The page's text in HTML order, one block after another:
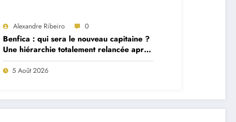
Alexandre Ribeiro 0
Benfica : qui sera le nouveau capitaine ?
Une hiérarchie totalement relancée après
deux départs majeurs
5 Août 2026